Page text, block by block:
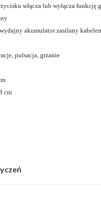
włącza lub wyłącza funkcję
akumulator zasilany
pulsacja, grzanie
cm